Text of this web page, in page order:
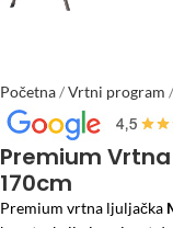
Početna/Vrtni program /
Vrtna Ljuljačka Milano –
Premium
170cm
Premium vrtna ljuljačka